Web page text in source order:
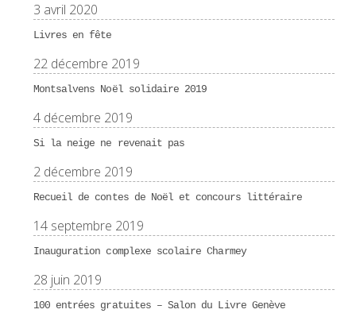
3 avril 2020
Livres en fête
22 décembre 2019
Montsalvens Noël solidaire 2019
4 décembre 2019
Si la neige ne revenait pas
2 décembre 2019
Recueil de contes de Noël et concours littéraire
14 septembre 2019
Inauguration complexe scolaire Charmey
28 juin 2019
100 entrées gratuites – Salon du Livre Genève